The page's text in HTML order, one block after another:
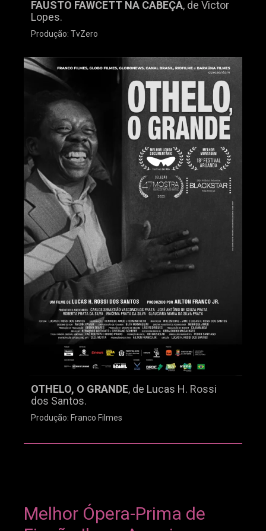
FAUSTO FAWCETT NA CABEÇA, de Victor
Lopes.
Produção: TvZero
OTHELO, O GRANDE, de Lucas H. Rossi
dos Santos.
Produção: Franco Filmes
Melhor Ópera-Prima de